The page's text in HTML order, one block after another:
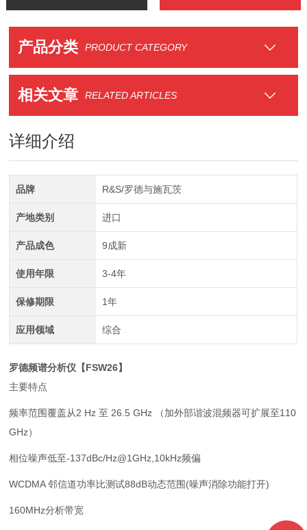
产品分类 PRODUCT CATEGORY
相关文章 RELATED ARTICLES
详细介绍
品牌 R&S/罗德与施瓦茨
产地类别 进口
产品成色 9成新
使用年限 3-4年
保修期限 1年
应用领域 综合
罗德频谱分析仪【FSW26】
主要特点
频率范围覆盖从2 Hz 至 26.5 GHz （加外部谐波混频器可扩展至110
GHz）
相位噪声低至-137dBc/Hz@1GHz,10kHz频偏
WCDMA 邻信道功率比测试88dB动态范围(噪声消除功能打开)
160MHz分析带宽